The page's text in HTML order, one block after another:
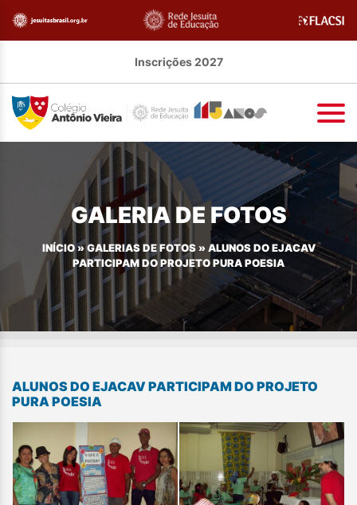
Inscrições 2027
GALERIA DE FOTOS
INÍCIO» GALERIAS DE FOTOS» ALUNOS DO EJACAV
PARTICIPAM DO PROJETO PURA POESIA
ALUNOS DO EJACAV PARTICIPAM DO PROJETO
PURA POESIA